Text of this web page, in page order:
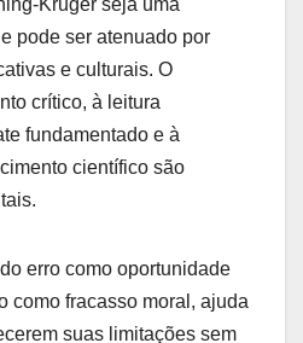
pode ser atenuado por
e culturais. O
crítico, à leitura
fundamentado e à
científico são
erro como oportunidade
como fracasso moral, ajuda
suas limitações sem